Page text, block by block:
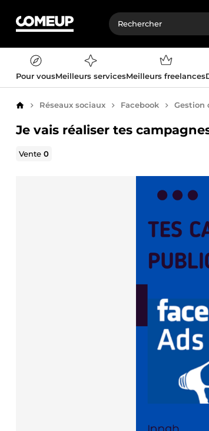
Pour vousMeilleurs servicesMeilleurs freelances
AccueilRéseaux sociaux Facebook Gestion
Je vais réaliser tes
Vente0